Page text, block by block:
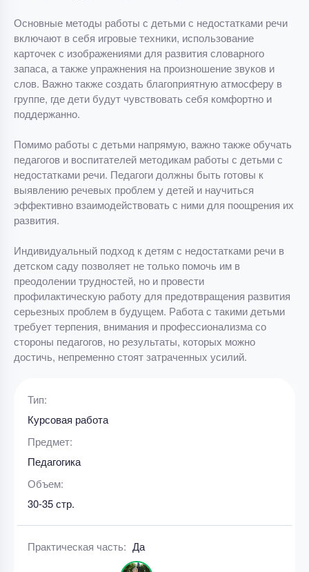
Основные методы работы с детьми с недостатками речи
включают в себя игровые техники, использование
карточек с изображениями для развития словарного
запаса, а также упражнения на произношение звуков и
слов. Важно также создать благоприятную атмосферу в
группе, где дети будут чувствовать себя комфортно и
поддержанно.
Помимо работы с детьми напрямую, важно также обучать
педагогов и воспитателей методикам работы с детьми с
недостатками речи. Педагоги должны быть готовы к
выявлению речевых проблем у детей и научиться
эффективно взаимодействовать с ними для поощрения их
развития.
Индивидуальный подход к детям с недостатками речи в
детском саду позволяет не только помочь им в
преодолении трудностей, но и провести
профилактическую работу для предотвращения развития
серьезных проблем в будущем. Работа с такими детьми
требует терпения, внимания и профессионализма со
стороны педагогов, но результаты, которых можно
достичь, непременно стоят затраченных усилий.
Тип:
Курсовая работа
Предмет:
Педагогика
Объем:
30-35 стр.
Практическая часть: Да